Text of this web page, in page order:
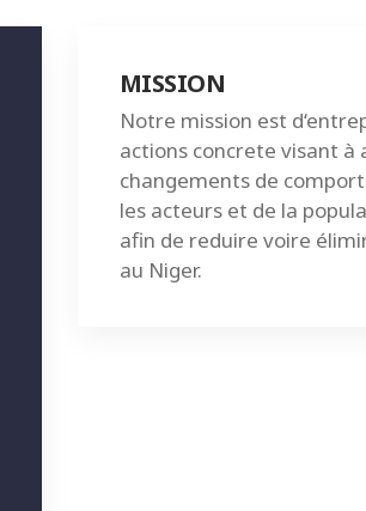
MISSION
Notre mission est
actions concrete visant à
changements de
les acteurs et de la
afin de reduire voire
au Niger.